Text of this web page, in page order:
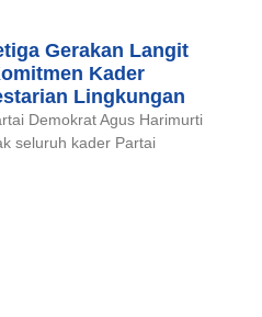
Gerakan Langit
Kader
Lingkungan
Demokrat Agus Harimurti
seluruh kader Partai